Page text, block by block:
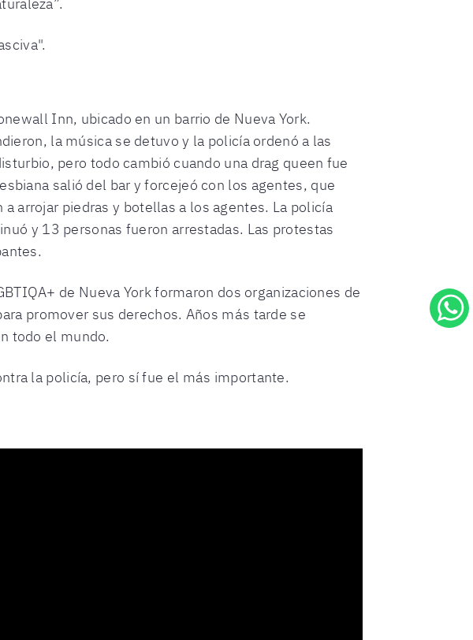
Inn, ubicado en un barrio de Nueva York.
la música se detuvo y la policía ordenó a las
pero todo cambió cuando una drag queen fue
salió del bar y forcejeó con los agentes, que
arrojar piedras y botellas a los agentes. La policía
y 13 personas fueron arrestadas. Las protestas
de Nueva York formaron dos organizaciones de
promover sus derechos. Años más tarde se
todo el mundo.
la policía, pero sí fue el más importante.